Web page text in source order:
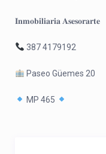
𝐈𝐧𝐦𝐨𝐛𝐢𝐥𝐢𝐚𝐫𝐢𝐚 𝐀𝐬𝐞𝐬𝐨𝐫𝐚𝐫𝐭𝐞
387 4179192
Paseo Güemes 20
MP 465